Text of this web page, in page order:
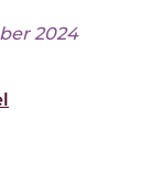
2024